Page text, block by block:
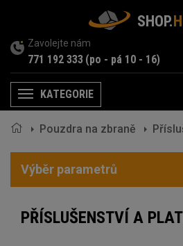
SHOP.
Zavolejte nám
771 192 333 (po - pá 10 - 16)
MenuKATEGORIE
Pouzdra na zbraně
Výběr parametrů
PŘÍSLUŠENSTVÍ A